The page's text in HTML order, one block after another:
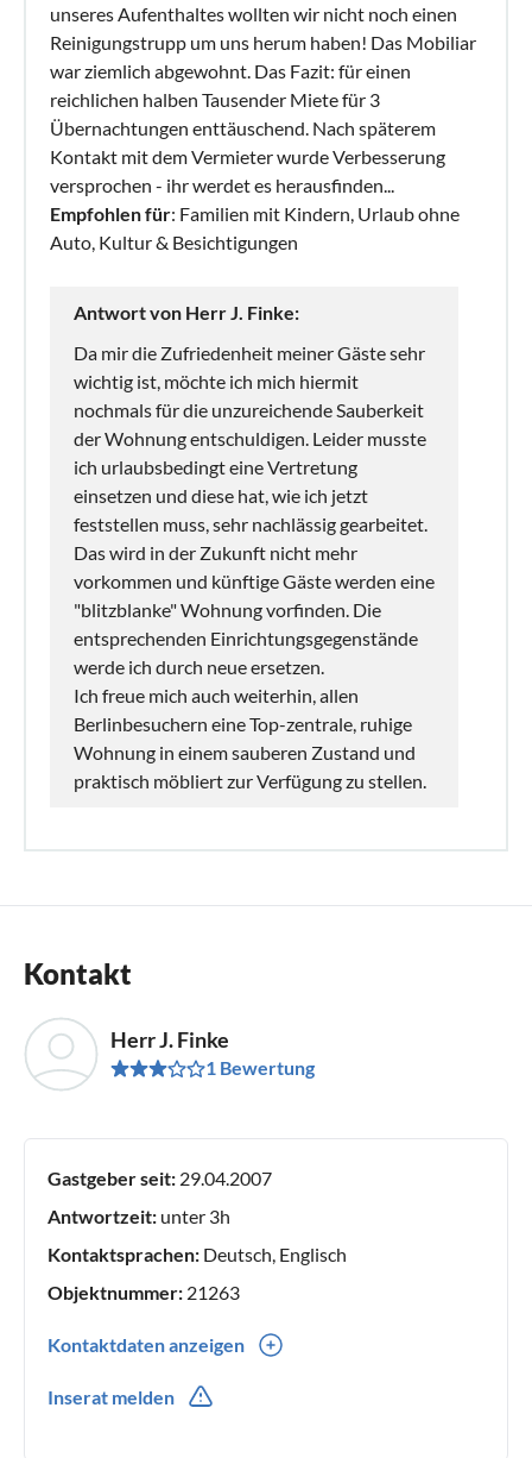
unseres Aufenthaltes wollten wir nicht noch einen
Reinigungstrupp um uns herum haben! Das Mobiliar
war ziemlich abgewohnt. Das Fazit: für einen
reichlichen halben Tausender Miete für 3
Übernachtungen enttäuschend. Nach späterem
Kontakt mit dem Vermieter wurde Verbesserung
versprochen - ihr werdet es herausfinden...
Empfohlen für: Familien mit Kindern, Urlaub ohne
Auto, Kultur & Besichtigungen
Antwort von Herr J. Finke:
Da mir die Zufriedenheit meiner Gäste sehr
wichtig ist, möchte ich mich hiermit
nochmals für die unzureichende Sauberkeit
der Wohnung entschuldigen. Leider musste
ich urlaubsbedingt eine Vertretung
einsetzen und diese hat, wie ich jetzt
feststellen muss, sehr nachlässig gearbeitet.
Das wird in der Zukunft nicht mehr
vorkommen und künftige Gäste werden eine
"blitzblanke" Wohnung vorfinden. Die
entsprechenden Einrichtungsgegenstände
werde ich durch neue ersetzen.
Ich freue mich auch weiterhin, allen
Berlinbesuchern eine Top-zentrale, ruhige
Wohnung in einem sauberen Zustand und
praktisch möbliert zur Verfügung zu stellen.
Kontakt
Herr J. Finke
1 Bewertung
Gastgeber seit: 29.04.2007
Antwortzeit: unter 3h
Kontaktsprachen: Deutsch, Englisch
Objektnummer: 21263
Kontaktdaten anzeigen
Inserat melden